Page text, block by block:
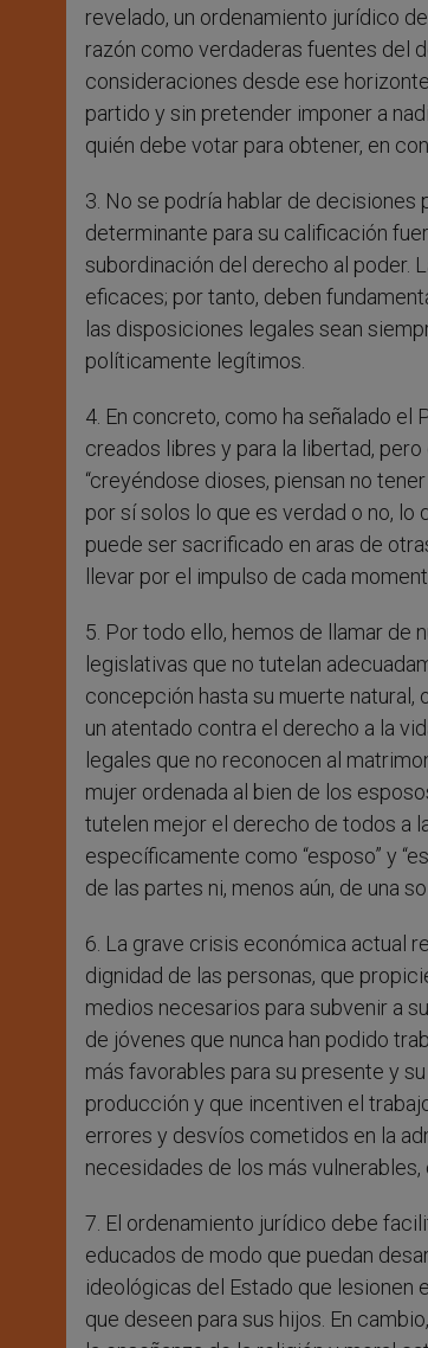
revelado, un ordenamiento jurídico
razón como verdaderas fuentes del
consideraciones desde ese
partido y sin pretender imponer a
quién debe votar para obtener, en
3. No se podría hablar de
determinante para su calificación
subordinación del derecho al poder.
eficaces; por tanto, deben
las disposiciones legales sean
políticamente legítimos.
4. En concreto, como ha señalado el
creados libres y para la libertad,
“creyéndose dioses, piensan no
por sí solos lo que es verdad o no, lo
puede ser sacrificado en aras de
llevar por el impulso de cada
5. Por todo ello, hemos de llamar de
legislativas que no tutelan
concepción hasta su muerte natural,
un atentado contra el derecho a la
legales que no reconocen al
mujer ordenada al bien de los
tutelen mejor el derecho de todos a
específicamente como “esposo” y
de las partes ni, menos aún, de una
6. La grave crisis económica actual
dignidad de las personas, que
medios necesarios para subvenir a
de jóvenes que nunca han podido
más favorables para su presente y
producción y que incentiven el
errores y desvíos cometidos en la
necesidades de los más
7. El ordenamiento jurídico debe
educados de modo que puedan
ideológicas del Estado que lesionen
que deseen para sus hijos. En